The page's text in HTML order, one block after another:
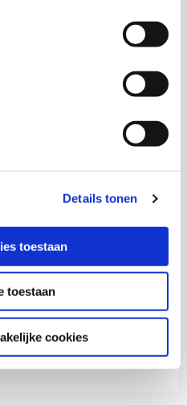
Details tonen
toestaan
toestaan
cookies